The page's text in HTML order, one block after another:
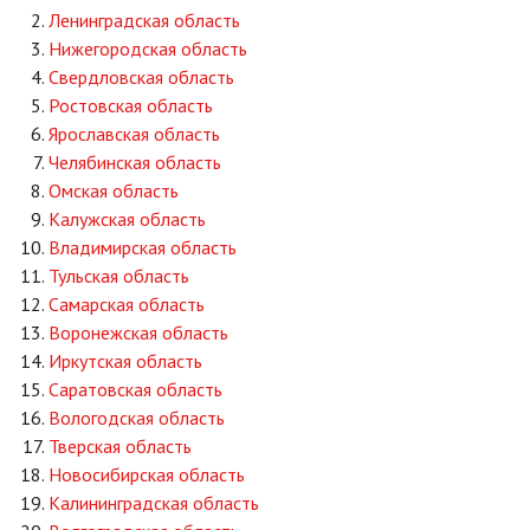
Ленинградская область
Нижегородская область
Свердловская область
Ростовская область
Ярославская область
Челябинская область
Омская область
Калужская область
Владимирская область
Тульская область
Самарская область
Воронежская область
Иркутская область
Саратовская область
Вологодская область
Тверская область
Новосибирская область
Калининградская область